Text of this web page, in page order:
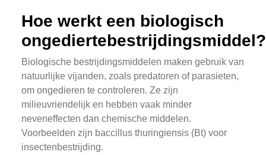
Hoe werkt een biologisch
ongediertebestrijdingsmiddel?
Biologische bestrijdingsmiddelen maken gebruik van
natuurlijke vijanden, zoals predatoren of parasieten,
om ongedieren te controleren. Ze zijn
milieuvriendelijk en hebben vaak minder
neveneffecten dan chemische middelen.
Voorbeelden zijn baccillus thuringiensis (Bt) voor
insectenbestrijding.